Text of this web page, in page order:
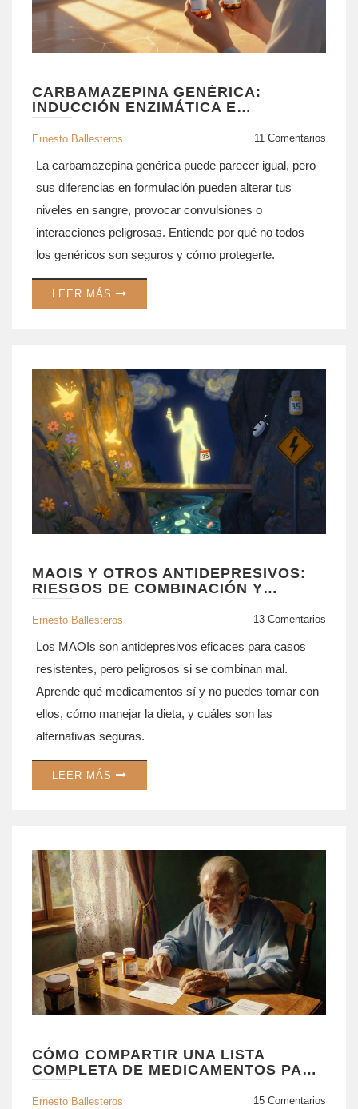
CARBAMAZEPINA GENÉRICA:
INDUCCIÓN ENZIMÁTICA E
INTERACCIONES MEDICAMENTOSAS
Ernesto Ballesteros 11 Comentarios
La carbamazepina genérica puede parecer igual, pero
sus diferencias en formulación pueden alterar tus
niveles en sangre, provocar convulsiones o
interacciones peligrosas. Entiende por qué no todos
los genéricos son seguros y cómo protegerte.
LEER MÁS
MAOIS Y OTROS ANTIDEPRESIVOS:
RIESGOS DE COMBINACIÓN Y
ALTERNATIVAS MÁS SEGURAS
Ernesto Ballesteros 13 Comentarios
Los MAOIs son antidepresivos eficaces para casos
resistentes, pero peligrosos si se combinan mal.
Aprende qué medicamentos sí y no puedes tomar con
ellos, cómo manejar la dieta, y cuáles son las
alternativas seguras.
LEER MÁS
CÓMO COMPARTIR UNA LISTA
COMPLETA DE MEDICAMENTOS PARA
EVITAR INTERACCIONES
PELIGROSAS
Ernesto Ballesteros 15 Comentarios